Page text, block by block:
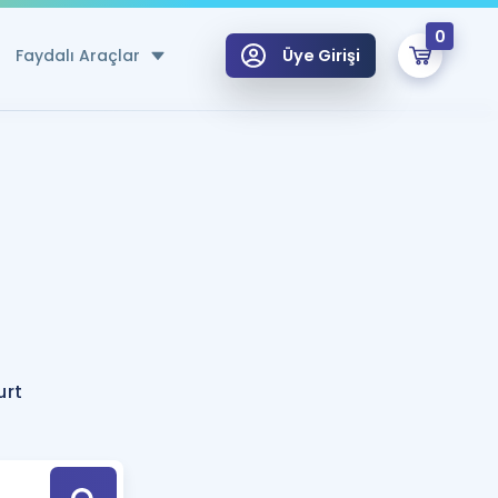
Faydalı Araçlar
Hesaplama Aracı
için Öneriler
Tek Takvimde
Üye Girişi
0
Hoca ile seni sınava hazırlayacak onlarca eğitim seni bekliyor!